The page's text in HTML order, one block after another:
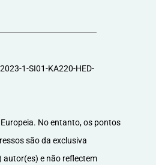
1-SI01-KA220-HED-
No entanto, os pontos
são da exclusiva
autor(es) e não reflectem